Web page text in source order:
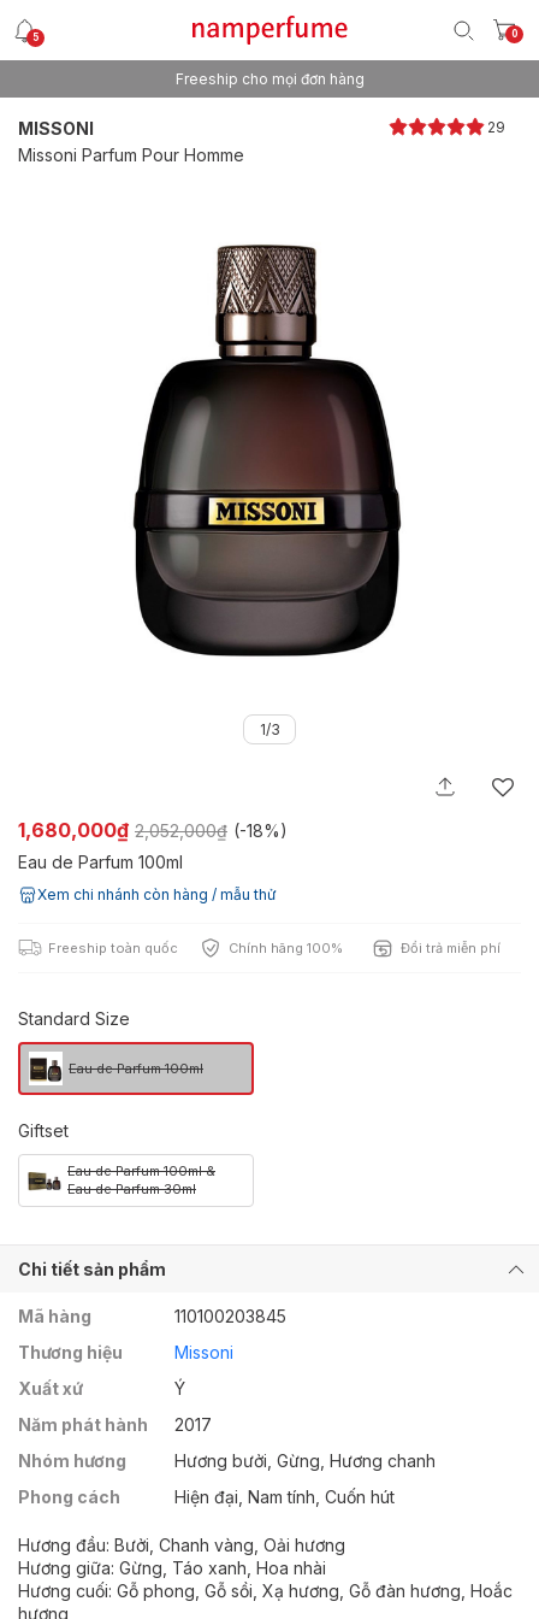
5 0
Freeship cho mọi đơn hàng
MISSONI 29
Missoni Parfum Pour Homme
1/3
1,680,000₫ 2,052,000₫ (-18%)
Eau de Parfum 100ml
Xem chi nhánh còn hàng / mẫu thử
Freeship toàn quốc Chính hãng 100% Đổi trả miễn phí
Standard Size
Eau de Parfum 100ml
Giftset
Eau de Parfum 100ml &
Eau de Parfum 30ml
Chi tiết sản phẩm
Mã hàng
110100203845
Thương hiệu
Missoni
Xuất xứ
Ý
Năm phát hành
2017
Nhóm hương
Hương bưởi, Gừng, Hương chanh
Phong cách
Hiện đại, Nam tính, Cuốn hút
Hương đầu: Bưởi, Chanh vàng, Oải hương
Hương giữa: Gừng, Táo xanh, Hoa nhài
Hương cuối: Gỗ phong, Gỗ sồi, Xạ hương, Gỗ đàn hương, Hoắc
hương